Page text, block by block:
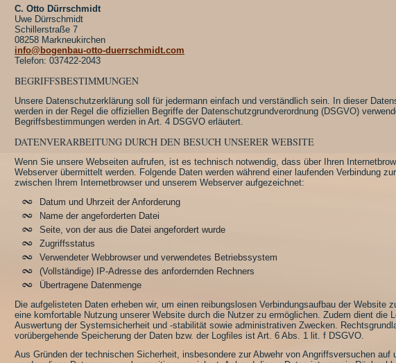
C. Otto Dürrschmidt
Uwe Dürrschmidt
Schillerstraße 7
08258 Markneukirchen
info@bogenbau-otto-duerrschmidt.com
Telefon: 037422-2043
BEGRIFFSBESTIMMUNGEN
Unsere Datenschutzerklärung soll für jedermann einfach und verständlich sein. In dieser
werden in der Regel die offiziellen Begriffe der Datenschutzgrundverordnung (DSGVO)
Begriffsbestimmungen werden in Art. 4 DSGVO erläutert.
DATENVERARBEITUNG DURCH DEN BESUCH UNSERER WEBSITE
Wenn Sie unsere Webseiten aufrufen, ist es technisch notwendig, dass über Ihren
Webserver übermittelt werden. Folgende Daten werden während einer laufenden Verbindung
zwischen Ihrem Internetbrowser und unserem Webserver aufgezeichnet:
Datum und Uhrzeit der Anforderung
Name der angeforderten Datei
Seite, von der aus die Datei angefordert wurde
Zugriffsstatus
Verwendeter Webbrowser und verwendetes Betriebssystem
(Vollständige) IP-Adresse des anfordernden Rechners
Übertragene Datenmenge
Die aufgelisteten Daten erheben wir, um einen reibungslosen Verbindungsaufbau der Website
eine komfortable Nutzung unserer Website durch die Nutzer zu ermöglichen. Zudem dient die
Auswertung der Systemsicherheit und -stabilität sowie administrativen Zwecken.
vorübergehende Speicherung der Daten bzw. der Logfiles ist Art. 6 Abs. 1 lit. f DSGVO.
Aus Gründen der technischen Sicherheit, insbesondere zur Abwehr von Angriffsversuchen auf